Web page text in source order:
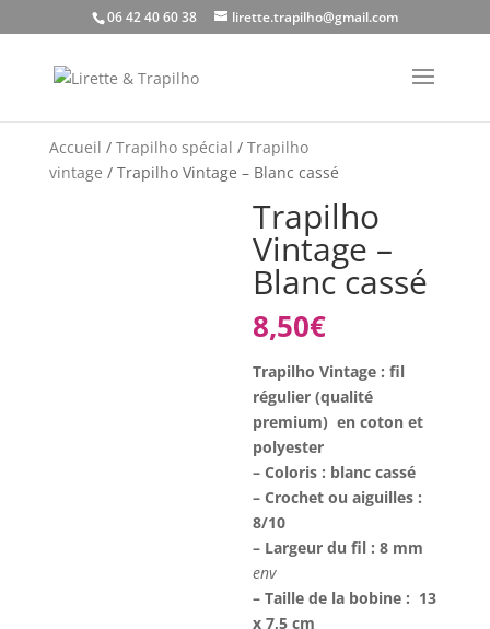
06 42 40 60 38 lirette.trapilho@gmail.com
Accueil / Trapilho spécial / Trapilho
vintage / Trapilho Vintage – Blanc cassé
Trapilho
Vintage –
Blanc cassé
8,50€
Trapilho Vintage : fil
régulier (qualité
premium) en coton et
polyester
– Coloris : blanc cassé
– Crochet ou aiguilles :
8/10
– Largeur du fil : 8 mm
env
– Taille de la bobine : 13
x 7,5 cm